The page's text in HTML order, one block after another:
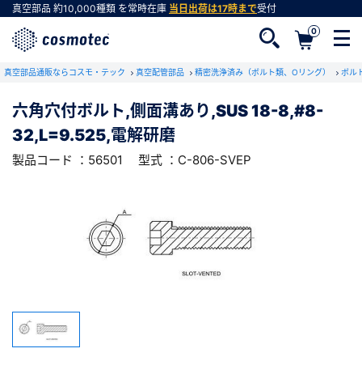
真空部品 約10,000種類 を常時在庫 当日出荷は17時まで受付
0
真空部品通販ならコスモ・テック 真空配管部品 精密洗浄済み（ボルト類、Oリング） ボル
六角穴付ボルト,側面溝あり,SUS 18-8,#8-
32,L=9.525,電解研磨
製品コード ：56501 型式 ：C-806-SVEP
RoHS2適合報告書のダウンロード
下記製品のRoHS2適合報告書のダウンロードをします。
六角穴付ボルト,側面溝あり,SUS 18-8,#8-
32,L=9.525,電解研磨
型式 ：C-806-SVEP 製品コード ：56501
会社・学校・研究機関名
会員登録がお済みでない方
会員登録をすれば、便利な機能がご利用いただけ